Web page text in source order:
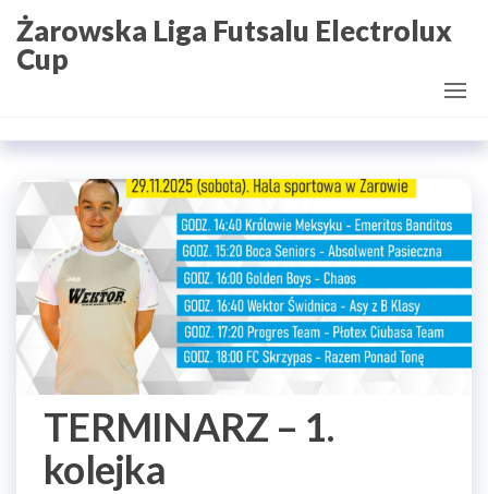
Przejdź
do
treści
Żarowska Liga Futsalu Electrolux
Cup
TERMINARZ – 1.
kolejka